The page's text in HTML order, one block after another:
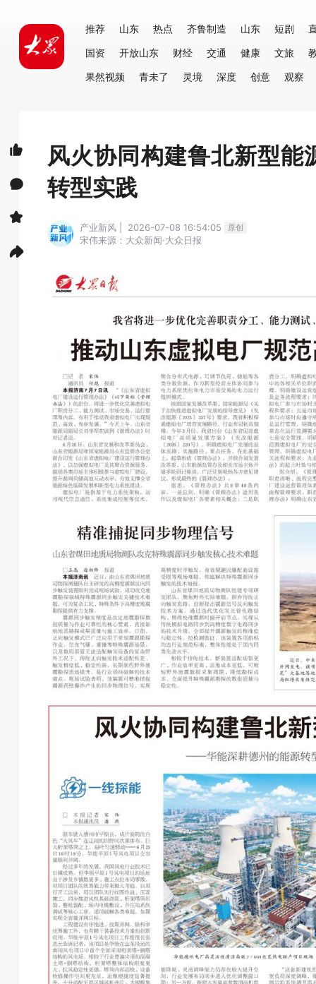
推荐 山东 热点 齐鲁制造 山东 短剧
国资
开放山东 财经 交通 健康 文旅
果然视频
青未了 灵境 深度 创意 观察
风火协同构建鲁北新型
转型实践
产业新风 | 2026-07-08 16:54:05 原创
宋伟来源：大众新闻·大众日报